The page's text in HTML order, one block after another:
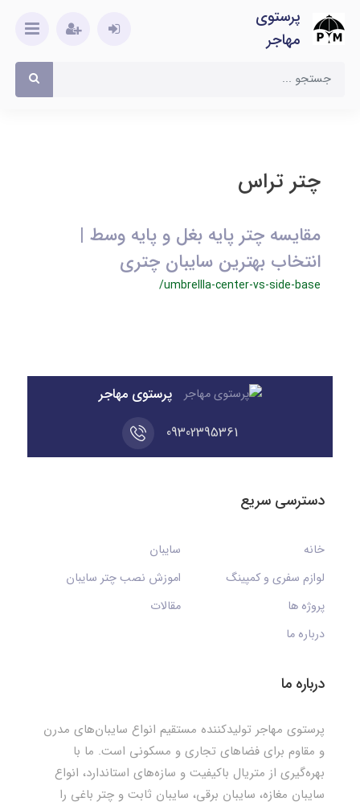
پرستوی
مهاجر
چتر تراس
مقایسه چتر پایه بغل و پایه وسط |
انتخاب بهترین سایبان چتری
/umbrellla-center-vs-side-base
پرستوی مهاجر
09302395361
دسترسی سریع
خانه
سایبان
لوازم سفری و کمپینگ
اموزش نصب چتر سایبان
پروژه ها
مقالات
درباره ما
درباره ما
پرستوی مهاجر تولیدکننده مستقیم انواع سایبان‌های مدرن
و مقاوم برای فضاهای تجاری و مسکونی است. ما با
بهره‌گیری از متریال باکیفیت و سازه‌های استاندارد، انواع
سایبان مغازه، سایبان برقی، سایبان ثابت و چتر باغی را